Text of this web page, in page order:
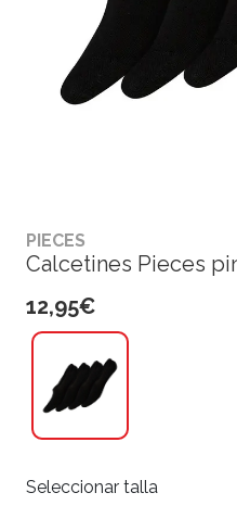
PIECES
Calcetines Pieces
12,95€
Seleccionar talla